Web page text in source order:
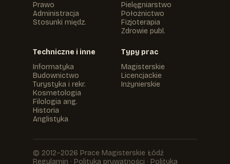
Prawo
Administracja
Stosunki międz.
Pielęgniarstwo
Położnictwo
Fizjoterapia
Zdrowie publ.
Techniczne i inne
Informatyka
Budownictwo
Turystyka i rekr.
Kosmetologia
Filologia ang.
Historia
Anglistyka
Typy prac
Magisterskie
Licencjackie
Inżynierskie
© 2012–2026 Prace Magisterskie Łódź
Regulamin · Polityka prywatności · Polityka